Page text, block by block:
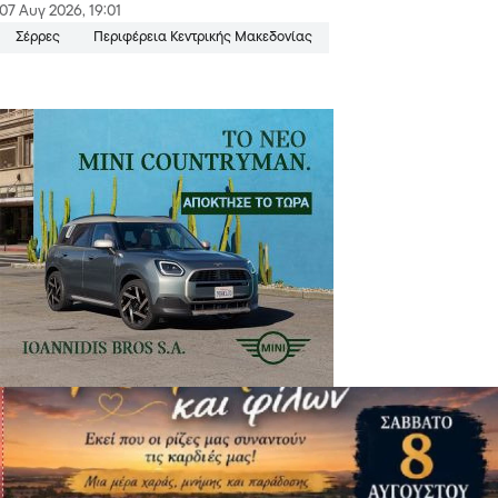
07 Αυγ 2026, 19:01
Σέρρες Περιφέρεια Κεντρικής Μακεδονίας